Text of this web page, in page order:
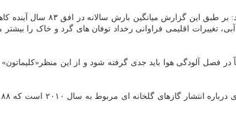
حسینی میلانی با اشاره به گزارش
رخ خواهد داد. علاوه بر مشکل کم آبی، تغییرات اقلیمی فراوانی رخداد توفان
آلودگی هوا باید جدی گرفته شود و از این منظر«کلیماتون»